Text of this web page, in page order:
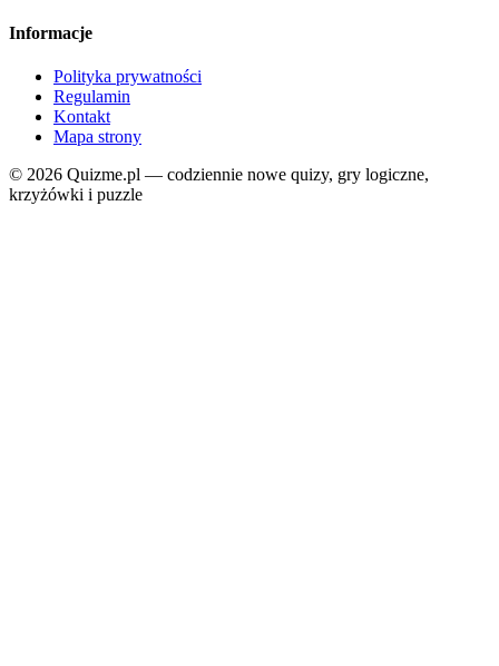
Informacje
Polityka prywatności
Regulamin
Kontakt
Mapa strony
© 2026 Quizme.pl — codziennie nowe quizy, gry logiczne,
krzyżówki i puzzle